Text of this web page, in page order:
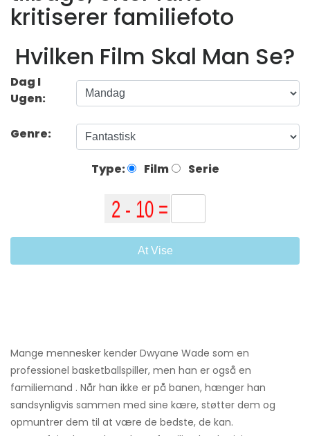
kritiserer familiefoto
Hvilken Film Skal Man Se?
Dag I
Ugen:
Genre:
Type: Film Serie
At Vise
Mange mennesker kender Dwyane Wade som en
professionel basketballspiller, men han er også en
familiemand . Når han ikke er på banen, hænger han
sandsynligvis sammen med sine kære, støtter dem og
opmuntrer dem til at være de bedste, de kan.